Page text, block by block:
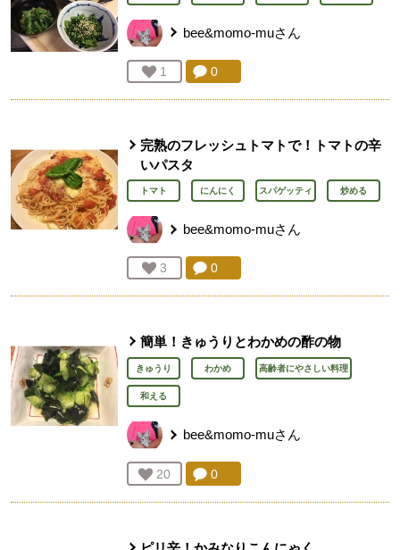
bee&momo-muさん
お気に入り登録：
1 人が登録コメント：
0
完熟のフレッシュトマトで！トマトの辛
いパスタ
トマト にんにく スパゲッティ 炒める
bee&momo-muさん
お気に入り登録：
3 人が登録コメント：
0
簡単！きゅうりとわかめの酢の物
きゅうり わかめ 高齢者にやさしい料理
和える
bee&momo-muさん
お気に入り登録：
20 人が登録コメント：
0